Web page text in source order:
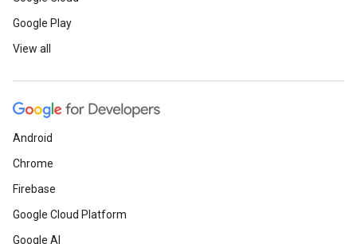
Google Play
View all
Android
Chrome
Firebase
Google Cloud Platform
Google AI